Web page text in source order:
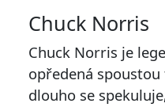
Chuck Norris
Chuck Norris je
opředená
dlouho se